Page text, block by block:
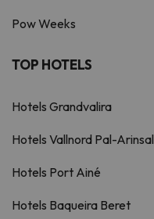
Pow Weeks
TOP HOTELS
Hotels Grandvalira
Hotels Vallnord Pal-Arinsal
Hotels Port Ainé
Hotels Baqueira Beret